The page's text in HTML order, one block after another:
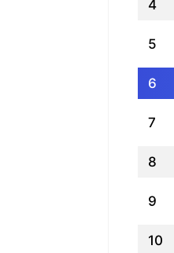
4
5
6
7
8
9
10